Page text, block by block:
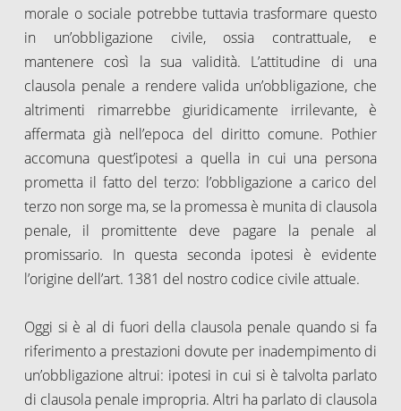
morale o sociale potrebbe tuttavia trasformare questo
in un’obbligazione civile, ossia contrattuale, e
mantenere così la sua validità. L’attitudine di una
clausola penale a rendere valida un’obbligazione, che
altrimenti rimarrebbe giuridicamente irrilevante, è
affermata già nell’epoca del diritto comune. Pothier
accomuna quest’ipotesi a quella in cui una persona
prometta il fatto del terzo: l’obbligazione a carico del
terzo non sorge ma, se la promessa è munita di clausola
penale, il promittente deve pagare la penale al
promissario. In questa seconda ipotesi è evidente
l’origine dell’art. 1381 del nostro codice civile attuale.
Oggi si è al di fuori della clausola penale quando si fa
riferimento a prestazioni dovute per inadempimento di
un’obbligazione altrui: ipotesi in cui si è talvolta parlato
di clausola penale impropria. Altri ha parlato di clausola